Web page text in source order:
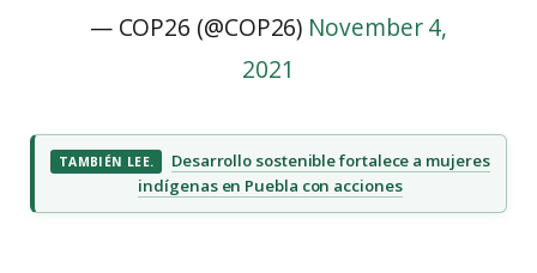
— COP26 (@COP26) November 4,
2021
TAMBIÉN LEE.
Desarrollo sostenible fortalece a mujeres
indígenas en Puebla con acciones